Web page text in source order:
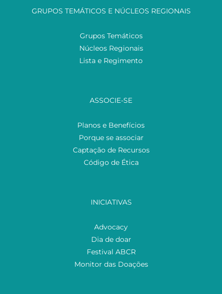
GRUPOS TEMÁTICOS E NÚCLEOS REGIONAIS
Grupos Temáticos
Núcleos Regionais
Lista e Regimento
ASSOCIE-SE
Planos e Benefícios
Porque se associar
Captação de Recursos
Código de Ética
INICIATIVAS
Advocacy
Dia de doar
Festival ABCR
Monitor das Doações